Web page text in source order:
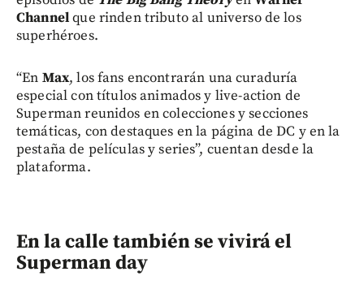
Channelque rinden tributo al universo de los
superhéroes.
“En Max, los fans encontrarán una curaduría
especial con títulos animados y live-action de
Superman reunidos en colecciones y secciones
temáticas, con destaques en la página de DC y en la
pestaña de películas y series”, cuentan desde la
plataforma.
En la calle también se vivirá el
Superman day